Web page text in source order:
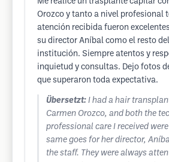
Orozco y tanto a nivel profesional
atención recibida fueron
su director Aníbal como el resto
institución. Siempre atentos y
inquietud y consultas. Dejo fotos
que superaron toda expectativa.
Übersetzt: I had a hair
Carmen Orozco, and both the
professional care I received
same goes for her director,
the staff. They were always